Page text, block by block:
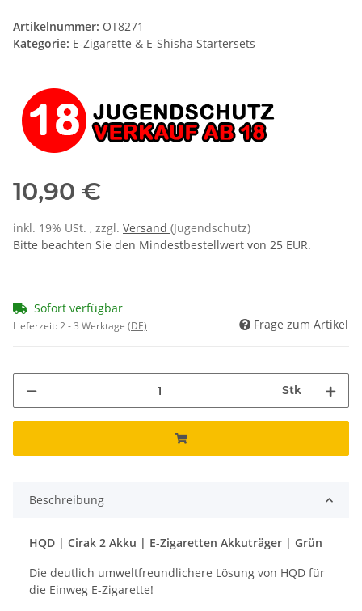
Artikelnummer: OT8271
Kategorie: E-Zigarette & E-Shisha Startersets
10,90 €
inkl. 19% USt. , zzgl. Versand (Jugendschutz)
Bitte beachten Sie den Mindestbestellwert von 25 EUR.
Sofort verfügbar
Lieferzeit:2 - 3 Werktage (DE) Frage zum Artikel
Stk
Beschreibung
HQD | Cirak 2 Akku | E-Zigaretten Akkuträger | Grün
Die deutlich umweltfreundlichere Lösung von HQD für
die Einweg E-Zigarette!